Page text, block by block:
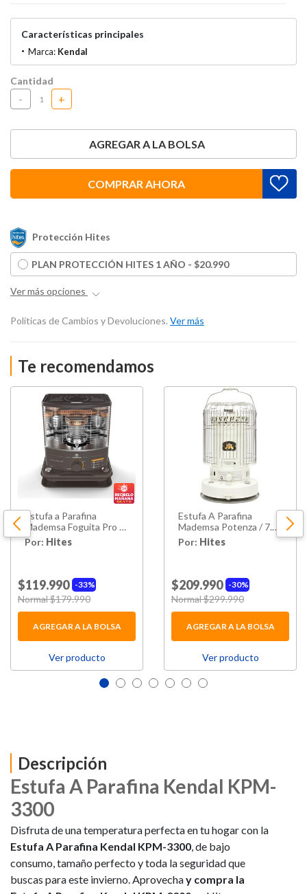
Características principales
Marca: Kendal
Cantidad
- +
AGREGAR A LA BOLSA
COMPRAR AHORA
Protección Hites
PLAN PROTECCIÓN HITES 1 AÑO - $20.990
Ver más opciones
Políticas de Cambios y Devoluciones. Ver más
Te recomendamos
Estufa a Parafina
Mademsa Foguita Pro /
4 Litros
Por: Hites
33%
$119.990
Price reduced from
Normal $179.990
AGREGAR A LA BOLSA
Ver producto
Estufa A Parafina
Mademsa Potenza / 7.2
Litros
Por: Hites
30%
$209.990
Price reduced from
Normal $299.990
AGREGAR A LA BOLSA
Ver producto
Descripción
Estufa A Parafina Kendal KPM-
3300
Disfruta de una temperatura perfecta en tu hogar con la
Estufa A Parafina Kendal KPM-3300, de bajo
consumo, tamaño perfecto y toda la seguridad que
buscas para este invierno. Aprovechay compra la